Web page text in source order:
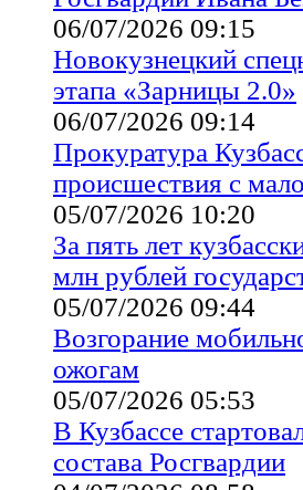
06/07/2026 09:15
Новокузнецкий
этапа «Зарницы 2.0»
06/07/2026 09:14
Прокуратура
происшествия с
05/07/2026 10:20
За пять лет
млн рублей
05/07/2026 09:44
Возгорание
ожогам
05/07/2026 05:53
В Кузбассе
состава Росгвардии